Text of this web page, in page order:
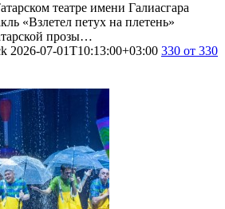
театре имени Галиасгара
«Взлетел петух на плетень»
прозы…
2026-07-01T10:13:00+03:00 330 от 330